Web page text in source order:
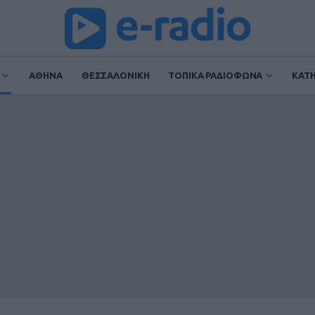
ΑΘΗΝΑ ΘΕΣΣΑΛΟΝΙΚΗ ΤΟΠΙΚΑ ΡΑΔΙΟΦΩΝΑ